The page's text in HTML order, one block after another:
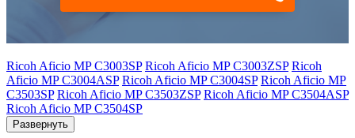
Ricoh Aficio MP C3003SP Ricoh Aficio MP C3003ZSP Ricoh
Aficio MP C3004ASP Ricoh Aficio MP C3004SP Ricoh Aficio MP
C3503SP Ricoh Aficio MP C3503ZSP Ricoh Aficio MP C3504ASP
Ricoh Aficio MP C3504SP
Развернуть